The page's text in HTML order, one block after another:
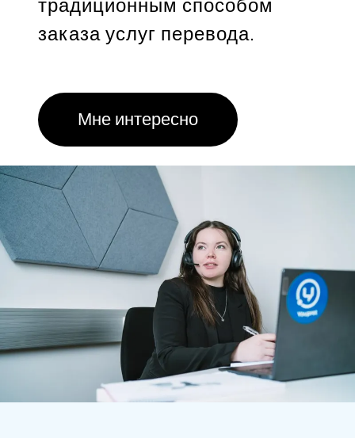
традиционным способом
заказа услуг перевода.
Мне интересно